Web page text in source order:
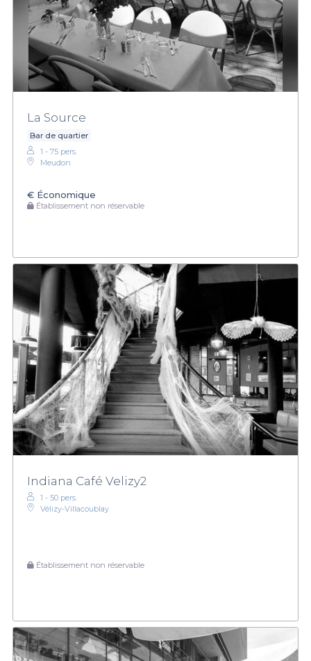
La Source
Bar de quartier
1 - 75 pers.
Meudon
€ Économique
Établissement non réservable
Indiana Café Velizy2
1 - 50 pers.
Vélizy-Villacoublay
Établissement non réservable